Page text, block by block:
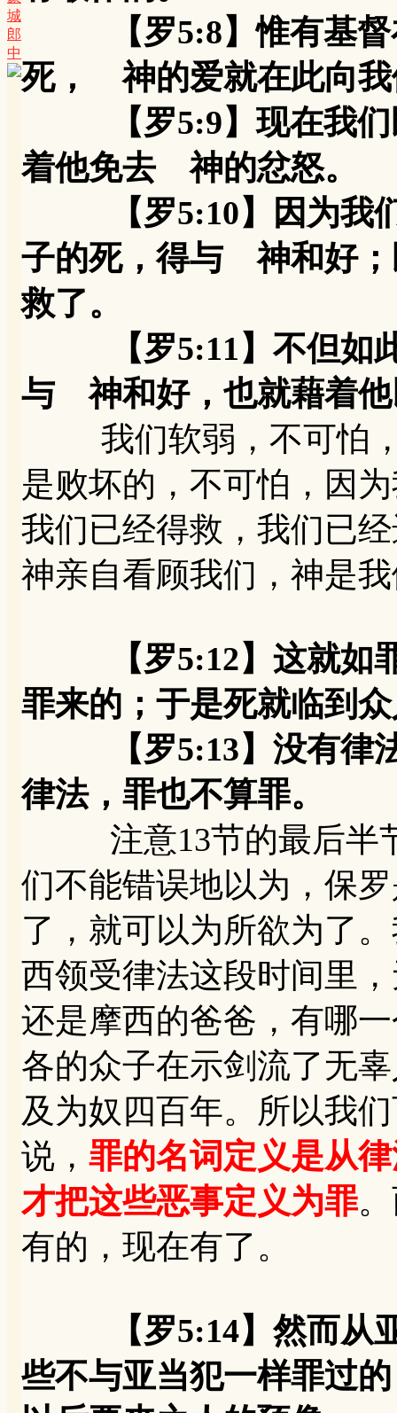
城
郎
中
【罗5:8】惟有基督
死， 神的爱就在此向我
【罗5:9】现在我们
着他免去 神的忿怒。
【罗5:10】因为我们
子的死，得与 神和好；
救了。
【罗5:11】不但如此
与 神和好，也就藉着
我们软弱，不可怕，
是败坏的，不可怕，因
我们已经得救，我们已
神亲自看顾我们，神是
【罗5:12】这就
罪来的；于是死就临到
【罗5:13】没有律法
律法，罪也不算罪。
注意13节的最后半节
们不能错误地以为，保
了，就可以为所欲为了
西领受律法这段时间里
还是摩西的爸爸，有哪
各的众子在示剑流了无
及为奴四百年。所以我
说， 罪的名词定义是从
才把这些恶事定义为罪
有的，现在有了。
【罗5:14】然而从
些不与亚当犯一样罪过